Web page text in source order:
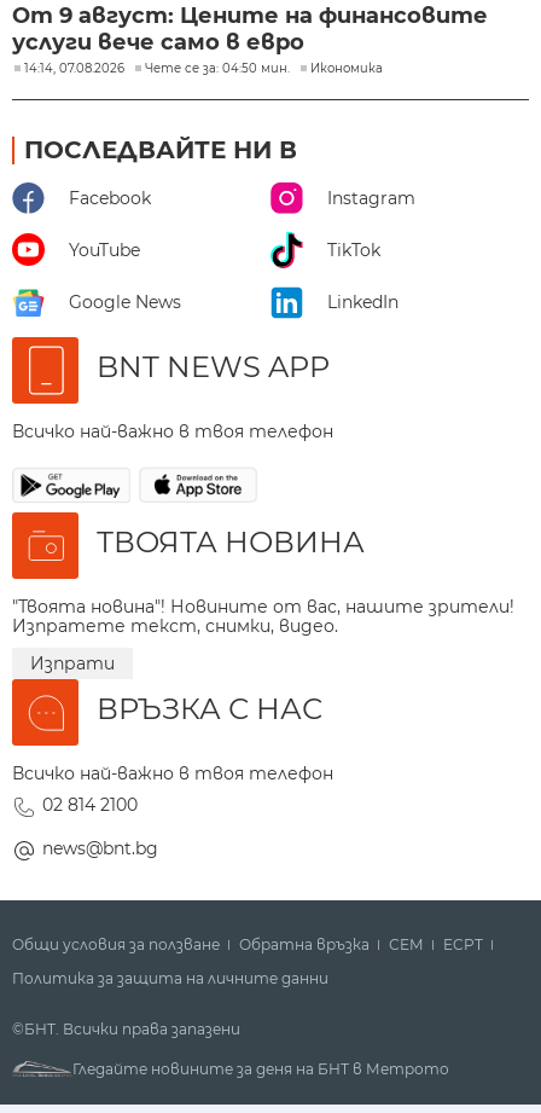
От 9 август: Цените на финансовите
услуги вече само в евро
14:14, 07.08.2026 Чете се за: 04:50 мин. Икономика
ПОСЛЕДВАЙТЕ НИ В
Facebook Instagram
YouTube TikTok
Google News LinkedIn
BNT NEWS APP
Всичко най-важно в твоя телефон
ТВОЯТА НОВИНА
"Твоята новина"! Новините от вас, нашите зрители!
Изпратете текст, снимки, видео.
Изпрати
ВРЪЗКА С НАС
Всичко най-важно в твоя телефон
02 814 2100
news@bnt.bg
Общи условия за ползване Обратна връзка СЕМ
ECPT
Политика за защита на личните данни
©БНТ. Всички права запазени
Гледайте новините за деня на БНТ в Метрото